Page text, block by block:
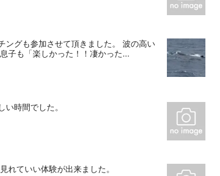
ングも参加させて頂きました。 波の高い
子も「楽しかった！！凄かった...
時間でした。
れていい体験が出来ました。